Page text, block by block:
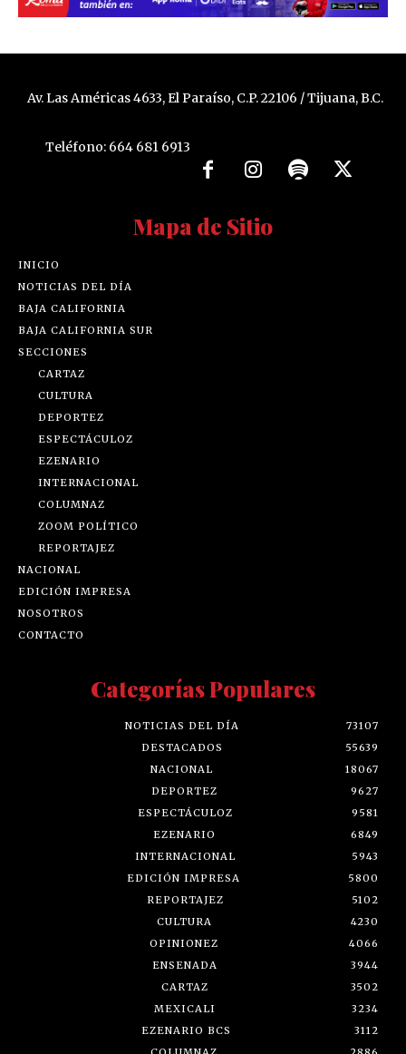
Av. Las Américas 4633, El Paraíso, C.P. 22106 / Tijuana, B.C.
Teléfono: 664 681 6913
Mapa de Sitio
INICIO
NOTICIAS DEL DÍA
BAJA CALIFORNIA
BAJA CALIFORNIA SUR
SECCIONES
CARTAZ
CULTURA
DEPORTEZ
ESPECTÁCULOZ
EZENARIO
INTERNACIONAL
COLUMNAZ
ZOOM POLÍTICO
REPORTAJEZ
NACIONAL
EDICIÓN IMPRESA
NOSOTROS
CONTACTO
Categorías Populares
NOTICIAS DEL DÍA
73107
DESTACADOS
55639
NACIONAL
18067
DEPORTEZ
9627
ESPECTÁCULOZ
9581
EZENARIO
6849
INTERNACIONAL
5943
EDICIÓN IMPRESA
5800
REPORTAJEZ
5102
CULTURA
4230
OPINIONEZ
4066
ENSENADA
3944
CARTAZ
3502
MEXICALI
3234
EZENARIO BCS
3112